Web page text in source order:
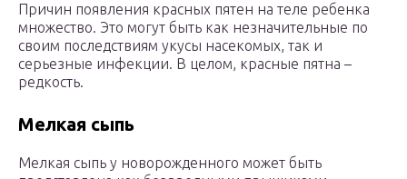
Причин появления красных пятен на теле ребенка
множество. Это могут быть как незначительные по
своим последствиям укусы насекомых, так и
серьезные инфекции. В целом, красные пятна –
редкость.
Мелкая сыпь
Мелкая сыпь у новорожденного может быть